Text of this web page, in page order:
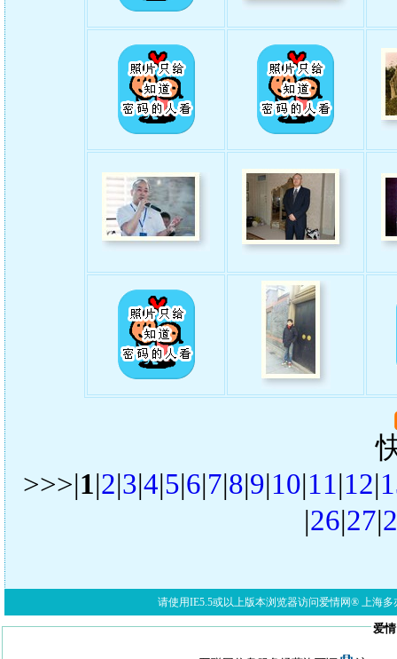
>>>|1|2|3|4|5|6|7|8|9|10|11|12|
|26|27|
请使用IE5.5或以上版本浏览器访问爱情网® 上海多
爱